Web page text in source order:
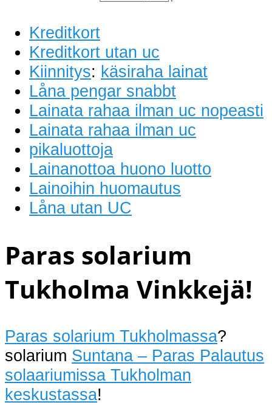
Kreditkort
Kreditkort utan uc
Kiinnitys: käsiraha lainat
Låna pengar snabbt
Lainata rahaa ilman uc nopeasti
Lainata rahaa ilman uc
pikaluottoja
Lainanottoa huono luotto
Lainoihin huomautus
Låna utan UC
Paras solarium
Tukholma Vinkkejä!
Paras solarium Tukholmassa?
solarium Suntana – Paras Palautus
solaariumissa Tukholman
keskustassa!